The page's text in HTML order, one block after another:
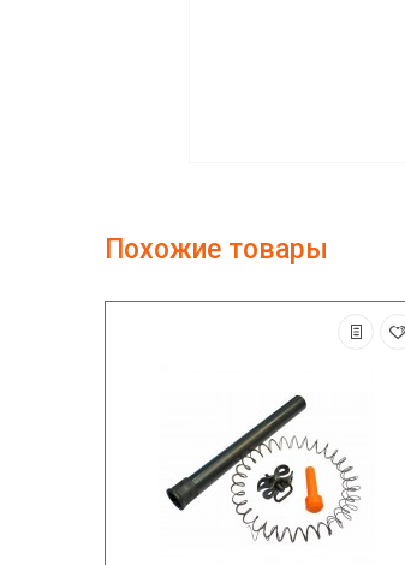
Похожие товары